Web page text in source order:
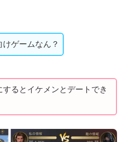
ゲームなん？
するとイケメンとデートでき